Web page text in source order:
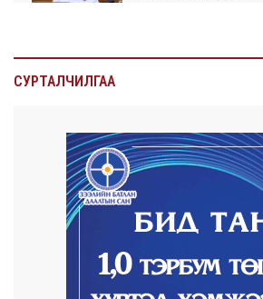
9 цаг 30 минут
9 цаг 48 минут
Автомашины улсын
тоогоор төгссөн
Улаанбаатарт
СУРТАЛЧИЛГАА